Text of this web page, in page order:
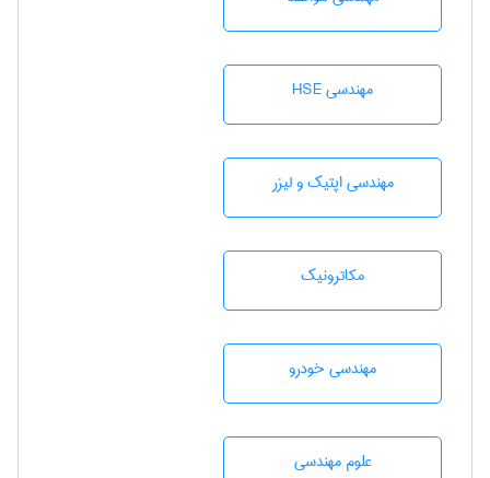
مهندسی HSE
مهندسی اپتیک و لیزر
مکاترونیک
مهندسی خودرو
علوم مهندسی